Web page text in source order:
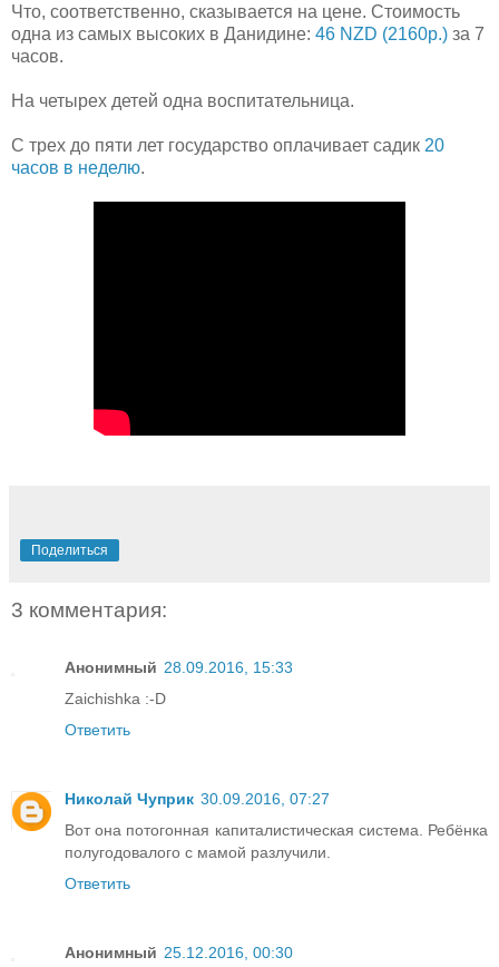
Что, соответственно, сказывается на цене. Стоимость
одна из самых высоких в Данидине: 46 NZD (2160р.) за 7
часов.
На четырех детей одна воспитательница.
С трех до пяти лет государство оплачивает садик 20
часов в неделю.
Поделиться
3 комментария:
Анонимный 28.09.2016, 15:33
Zaichishka :-D
Ответить
Николай Чуприк 30.09.2016, 07:27
Вот она потогонная капиталистическая система. Ребёнка
полугодовалого с мамой разлучили.
Ответить
Анонимный 25.12.2016, 00:30